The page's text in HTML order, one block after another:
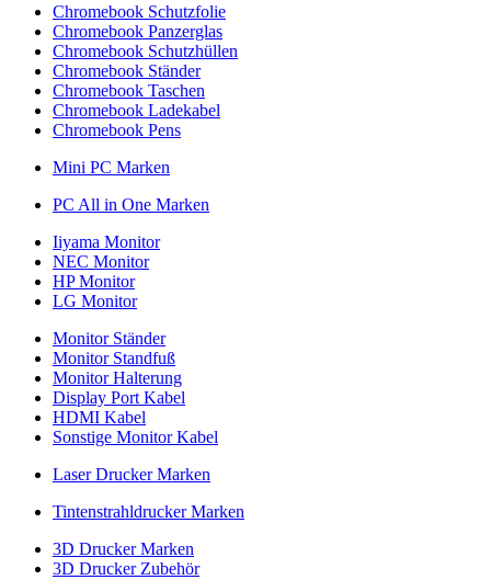
Chromebook Schutzfolie
Chromebook Panzerglas
Chromebook Schutzhüllen
Chromebook Ständer
Chromebook Taschen
Chromebook Ladekabel
Chromebook Pens
Mini PC Marken
PC All in One Marken
Iiyama Monitor
NEC Monitor
HP Monitor
LG Monitor
Monitor Ständer
Monitor Standfuß
Monitor Halterung
Display Port Kabel
HDMI Kabel
Sonstige Monitor Kabel
Laser Drucker Marken
Tintenstrahldrucker Marken
3D Drucker Marken
3D Drucker Zubehör